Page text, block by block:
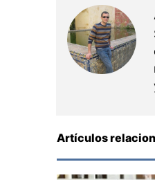
Artículos